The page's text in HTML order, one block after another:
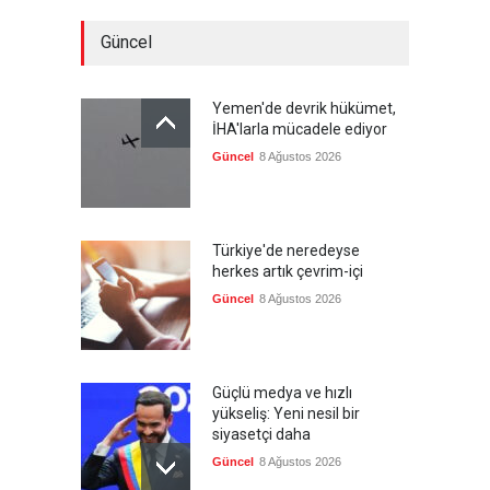
Güncel
Yemen'de devrik hükümet,
İHA'larla mücadele ediyor
Güncel 8 Ağustos 2026
Türkiye'de neredeyse
herkes artık çevrim-içi
Güncel 8 Ağustos 2026
Güçlü medya ve hızlı
yükseliş: Yeni nesil bir
siyasetçi daha
Güncel 8 Ağustos 2026